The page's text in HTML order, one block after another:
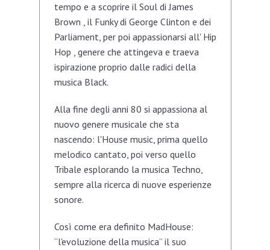
tempo e a scoprire il Soul di James
Brown , il Funky di George Clinton e dei
Parliament, per poi appassionarsi all' Hip
Hop , genere che attingeva e traeva
ispirazione proprio dalle radici della
musica Black.
Alla fine degli anni 80 si appassiona al
nuovo genere musicale che sta
nascendo: l'House music, prima quello
melodico cantato, poi verso quello
Tribale esplorando la musica Techno,
sempre alla ricerca di nuove esperienze
sonore.
Così come era definito MadHouse:
“l'evoluzione della musica” il suo